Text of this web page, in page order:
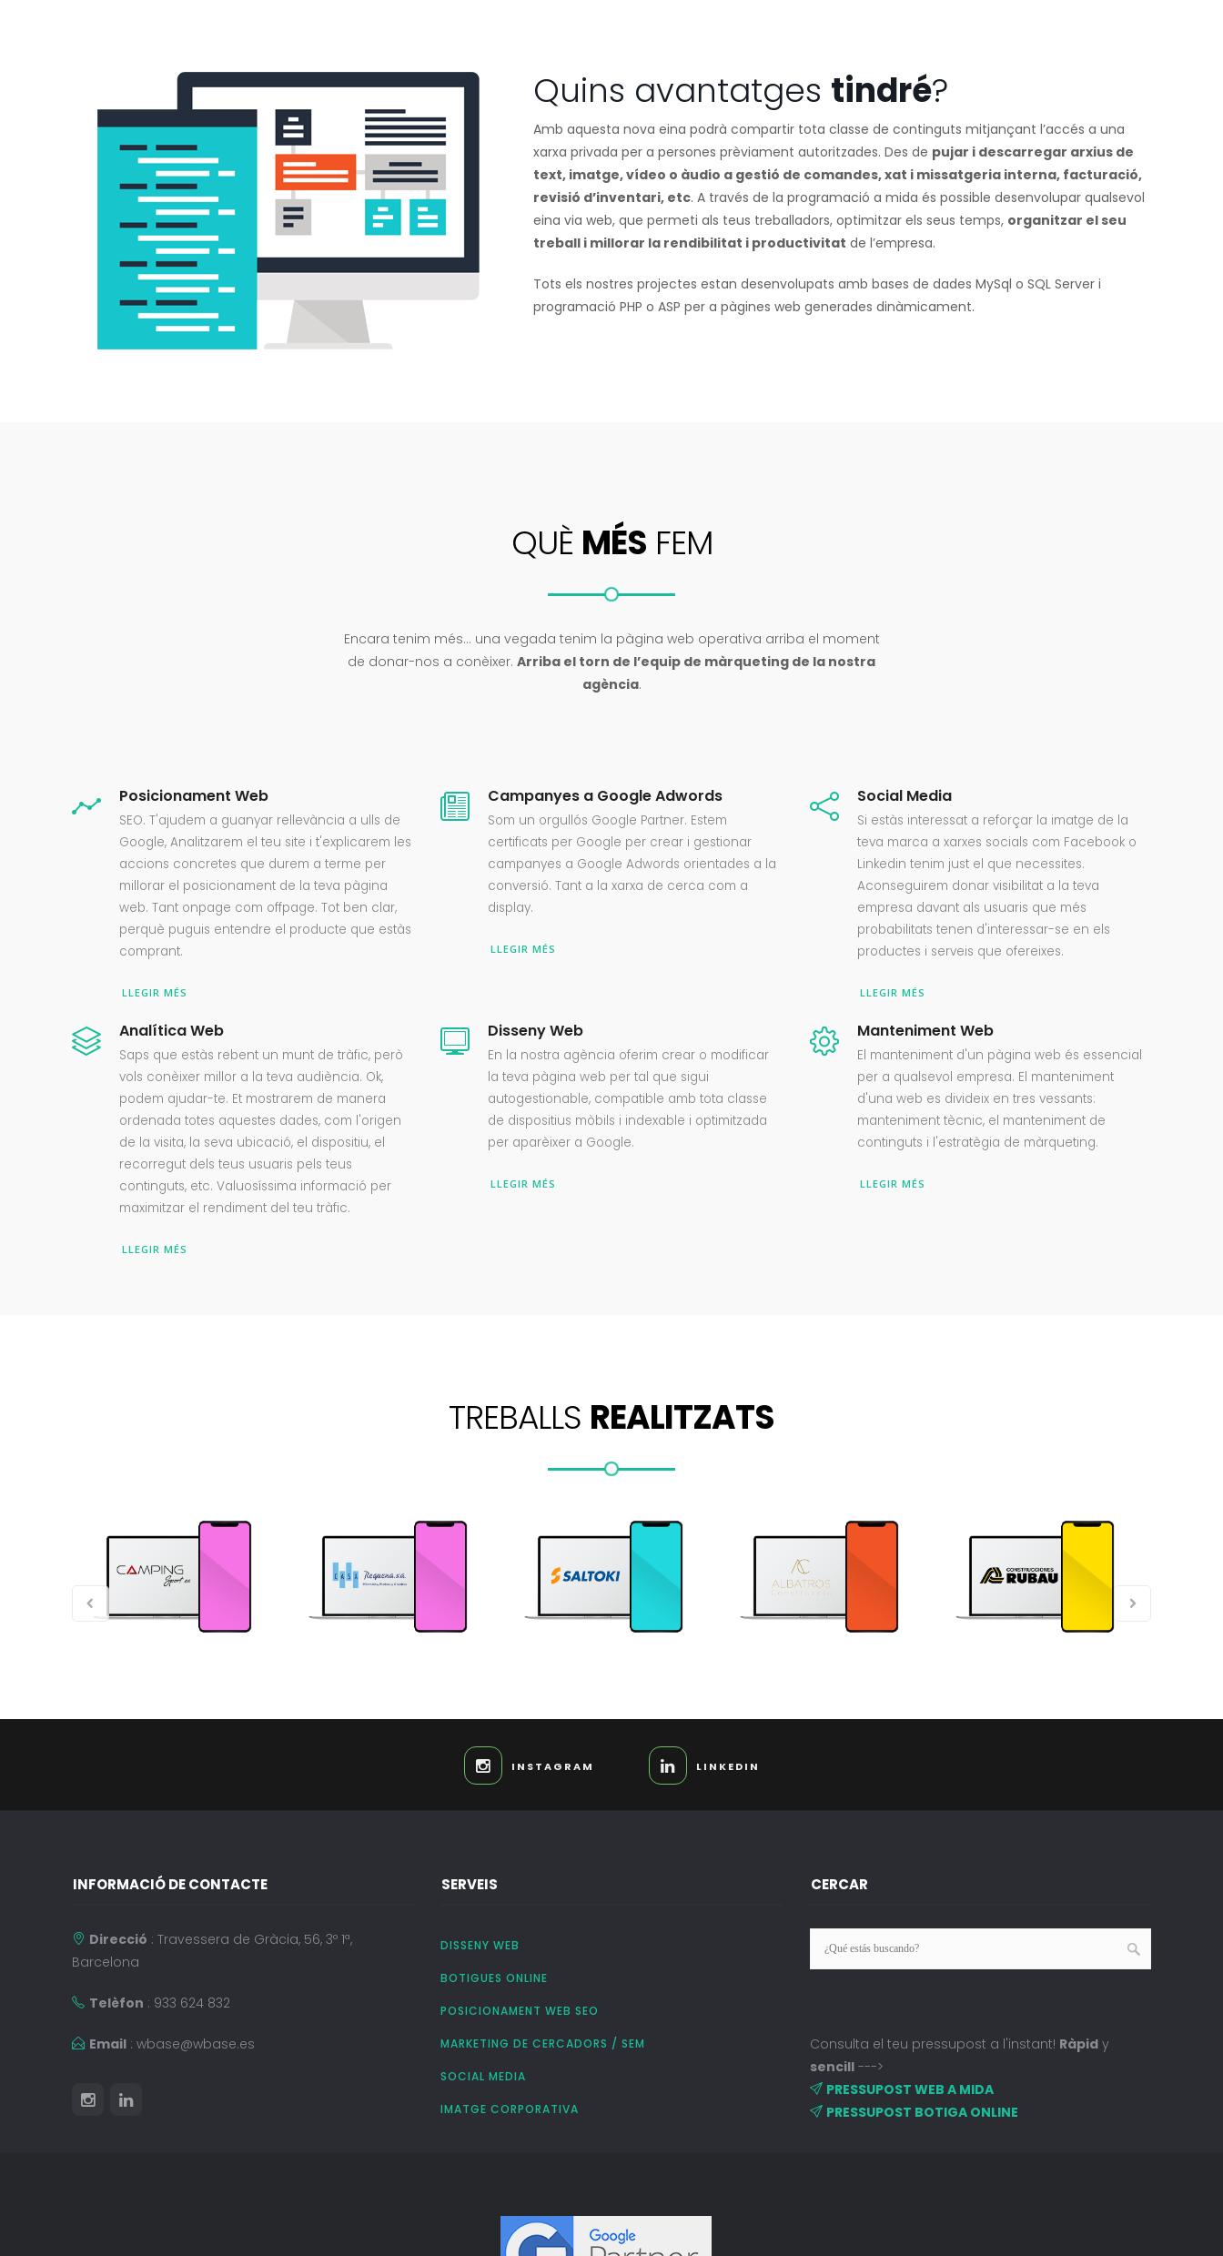
Quins avantatges tindré?
Amb aquesta nova eina podrà compartir tota classe de continguts mitjançant l’accés a una
xarxa privada per a persones prèviament autoritzades. Des de pujar i descarregar arxius de
text, imatge, vídeo o àudio a gestió de comandes, xat i missatgeria interna, facturació,
revisió d’inventari, etc. A través de la programació a mida és possible desenvolupar qualsevol
eina via web, que permeti als teus treballadors, optimitzar els seus temps, organitzar el seu
treball i millorar la rendibilitat i productivitat de l’empresa.
Tots els nostres projectes estan desenvolupats amb bases de dades MySql o SQL Server i
programació PHP o ASP per a pàgines web generades dinàmicament.
QUÈ MÉS FEM
Encara tenim més… una vegada tenim la pàgina web operativa arriba el moment
de donar-nos a conèixer. Arriba el torn de l’equip de màrqueting de la nostra
agència.
Posicionament Web
SEO. T'ajudem a guanyar rellevància a ulls de
Google, Analitzarem el teu site i t'explicarem les
accions concretes que durem a terme per
millorar el posicionament de la teva pàgina
web. Tant onpage com offpage. Tot ben clar,
perquè puguis entendre el producte que estàs
comprant.
LLEGIR MÉS
Campanyes a Google Adwords
Som un orgullós Google Partner. Estem
certificats per Google per crear i gestionar
campanyes a Google Adwords orientades a la
conversió. Tant a la xarxa de cerca com a
display.
LLEGIR MÉS
Social Media
Si estàs interessat a reforçar la imatge de la
teva marca a xarxes socials com Facebook o
Linkedin tenim just el que necessites.
Aconseguirem donar visibilitat a la teva
empresa davant als usuaris que més
probabilitats tenen d'interessar-se en els
productes i serveis que ofereixes.
LLEGIR MÉS
Analítica Web
Saps que estàs rebent un munt de tràfic, però
vols conèixer millor a la teva audiència. Ok,
podem ajudar-te. Et mostrarem de manera
ordenada totes aquestes dades, com l'origen
de la visita, la seva ubicació, el dispositiu, el
recorregut dels teus usuaris pels teus
continguts, etc. Valuosíssima informació per
maximitzar el rendiment del teu tràfic.
LLEGIR MÉS
Disseny Web
En la nostra agència oferim crear o modificar
la teva pàgina web per tal que sigui
autogestionable, compatible amb tota classe
de dispositius mòbils i indexable i optimitzada
per aparèixer a Google.
LLEGIR MÉS
Manteniment Web
El manteniment d'un pàgina web és essencial
per a qualsevol empresa. El manteniment
d'una web es divideix en tres vessants:
manteniment tècnic, el manteniment de
continguts i l'estratègia de màrqueting.
LLEGIR MÉS
TREBALLS REALITZATS
INSTAGRAM LINKEDIN
INFORMACIÓ DE CONTACTE
Direcció : Travessera de Gràcia, 56, 3º 1ª,
Barcelona
Telèfon : 933 624 832
Email : wbase@wbase.es
SERVEIS
DISSENY WEB
BOTIGUES ONLINE
POSICIONAMENT WEB SEO
MARKETING DE CERCADORS / SEM
SOCIAL MEDIA
IMATGE CORPORATIVA
CERCAR
Consulta el teu pressupost a l'instant! Ràpidy
sencill--->
PRESSUPOST WEB A MIDA
PRESSUPOST BOTIGA ONLINE